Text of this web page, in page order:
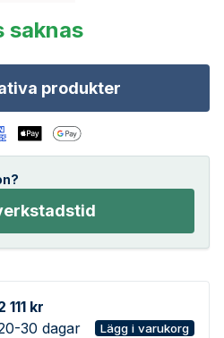
saknas
produkter
111 kr
30 dagar
Lägg i varukorg